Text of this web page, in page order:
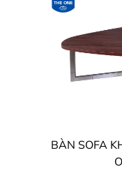
BÀN SOFA